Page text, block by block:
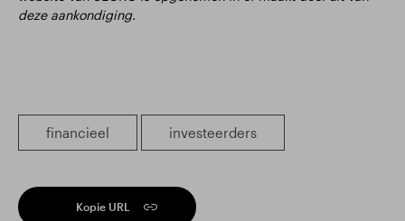
deze aankondiging.
financieel investeerders
Kopie URL